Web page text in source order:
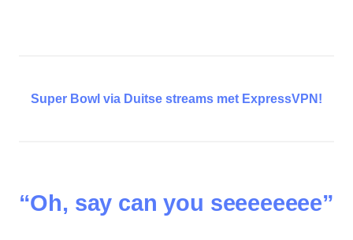
Super Bowl via Duitse streams met ExpressVPN!
“Oh, say can you seeeeeeee”